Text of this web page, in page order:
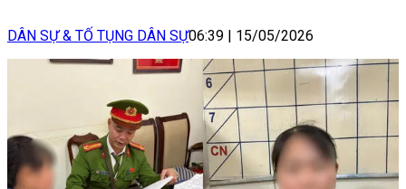
DÂN SỰ & TỐ TỤNG DÂN SỰ06:39 | 15/05/2026